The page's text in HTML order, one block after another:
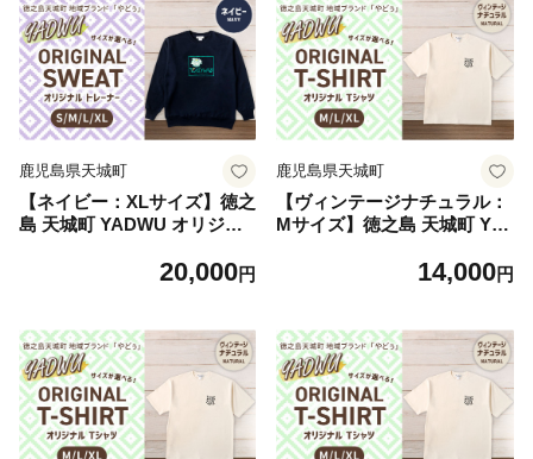
鹿児島県天城町
【ネイビー：XLサイズ】徳之
島 天城町 YADWU オリジナ
ヤドゥー 1枚 メンズ レディ
20,000円
鹿児島県天城町
【ヴィンテージナチュラル：
Mサイズ】徳之島 天城町 YA
域ブランド ヤドゥー 1枚 服
14,000円